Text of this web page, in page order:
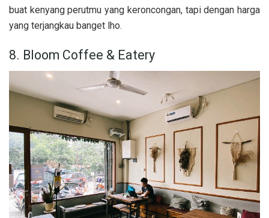
buat kenyang perutmu yang keroncongan, tapi dengan harga
yang terjangkau banget lho.
8. Bloom Coffee & Eatery